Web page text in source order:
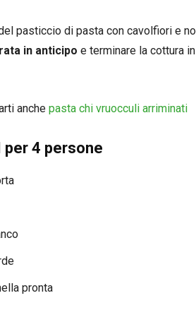
pasticcio di pasta con cavolfiori e
in anticipo e terminare la cottura
anche pasta chi vruocculi arriminati
per 4 persone
pronta